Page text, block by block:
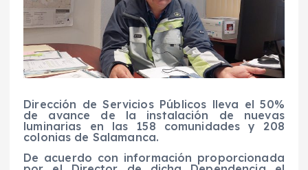
Dirección de Servicios Públicos lleva el 50%
de avance de la instalación de nuevas
luminarias en las 158 comunidades y 208
colonias de Salamanca.
De acuerdo con información proporcionada